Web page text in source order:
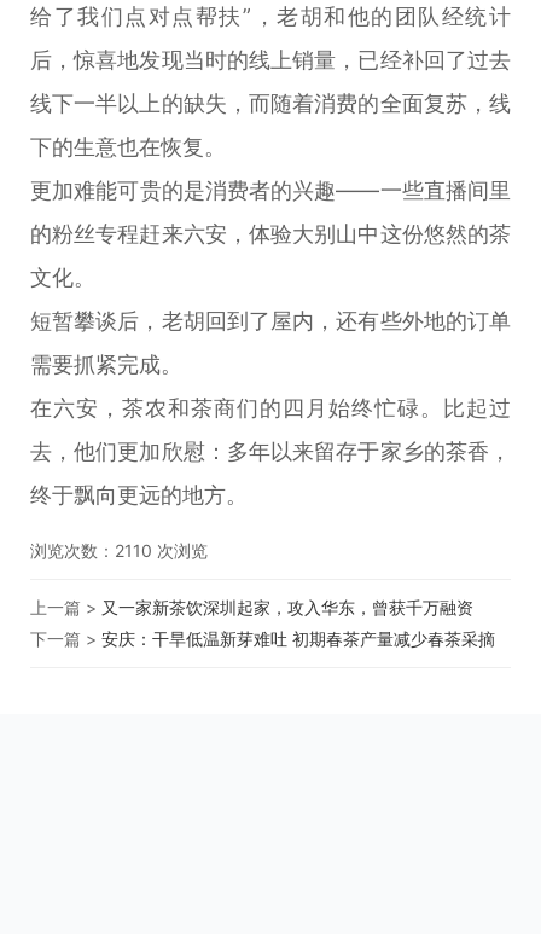
给了我们点对点帮扶”，老胡和他的团队经统计
后，惊喜地发现当时的线上销量，已经补回了过去
线下一半以上的缺失，而随着消费的全面复苏，线
下的生意也在恢复。
更加难能可贵的是消费者的兴趣——一些直播间里
的粉丝专程赶来六安，体验大别山中这份悠然的茶
文化。
短暂攀谈后，老胡回到了屋内，还有些外地的订单
需要抓紧完成。
在六安，茶农和茶商们的四月始终忙碌。比起过
去，他们更加欣慰：多年以来留存于家乡的茶香，
终于飘向更远的地方。
浏览次数： 2110 次浏览
上一篇 > 又一家新茶饮深圳起家，攻入华东，曾获千万融资
下一篇 > 安庆：干旱低温新芽难吐 初期春茶产量减少春茶采摘